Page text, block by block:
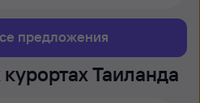
предложения
Таиланда